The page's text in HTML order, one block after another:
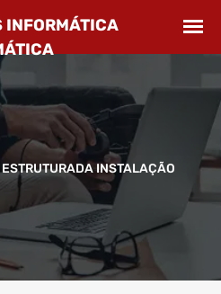
ESTRUTURADA INSTALAÇÃO